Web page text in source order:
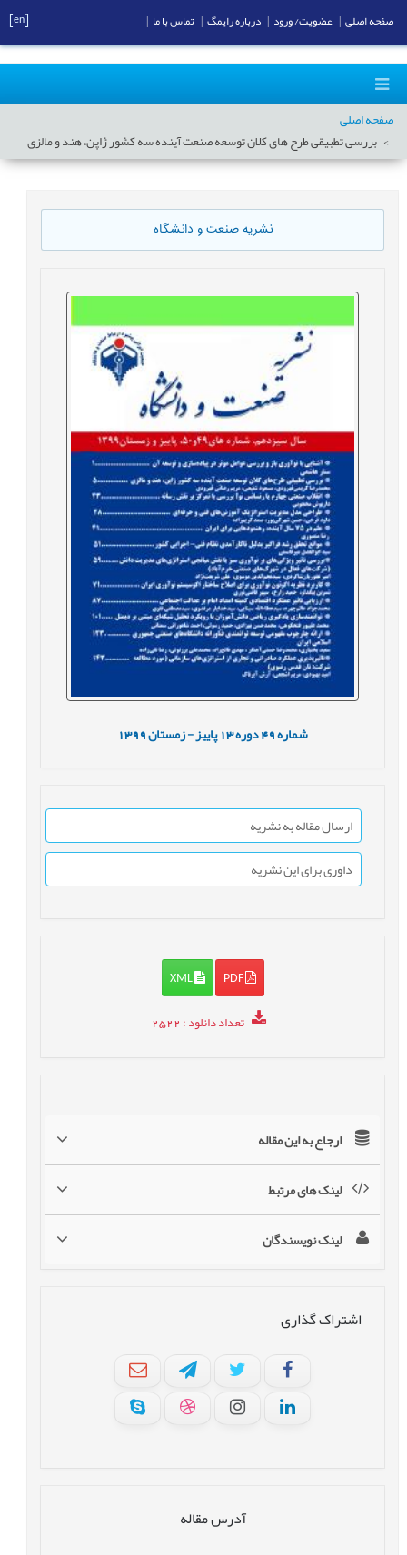
صفحه اصلی
بررسی تطبیقی طرح های کلان توسعه صنعت آینده سه کشور ژاپن، هند و مالزی
نشریه صنعت و دانشگاه
شماره49 دوره13 پاییز - زمستان1399
ارسال مقاله به نشریه
داوری برای این نشریه
PDF
XML
تعداد دانلود: 2522
ارجاع به این مقاله
لینک های مرتبط
لینک نویسندگان
اشتراک گذاری
آدرس مقاله
صفحه اصلی عضویت/ ورود درباره رایمگ تماس با ما